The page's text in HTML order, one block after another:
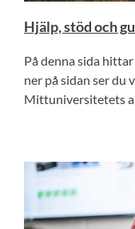
Hjälp, stöd och
På denna sida
ner på sidan ser du
Mittuniversitetets